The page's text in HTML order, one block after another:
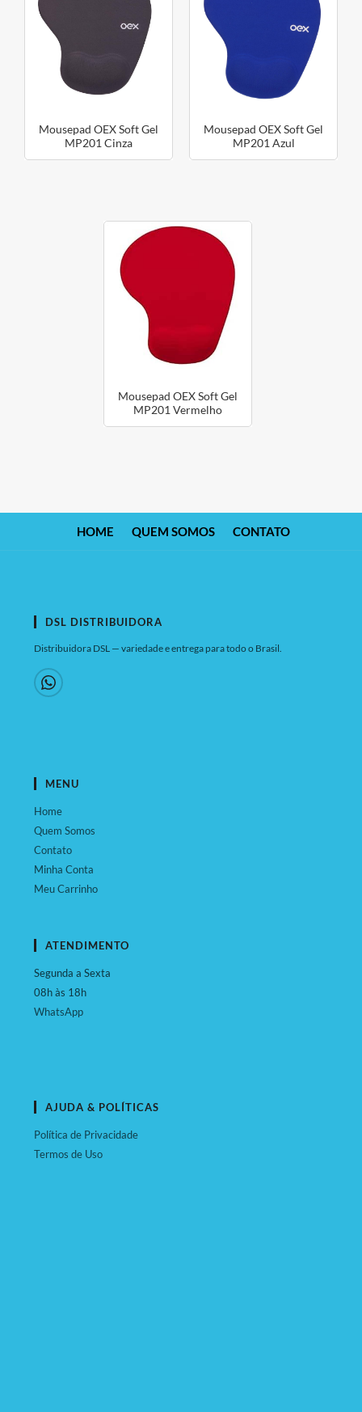
Mousepad OEX Soft Gel
MP201 Cinza
Mousepad OEX Soft Gel
MP201 Azul
Mousepad OEX Soft Gel
MP201 Vermelho
HOME QUEM SOMOS CONTATO
DSL DISTRIBUIDORA
Distribuidora DSL — variedade e entrega para todo o Brasil.
MENU
Home
Quem Somos
Contato
Minha Conta
Meu Carrinho
ATENDIMENTO
Segunda a Sexta
08h às 18h
WhatsApp
AJUDA & POLÍTICAS
Política de Privacidade
Termos de Uso